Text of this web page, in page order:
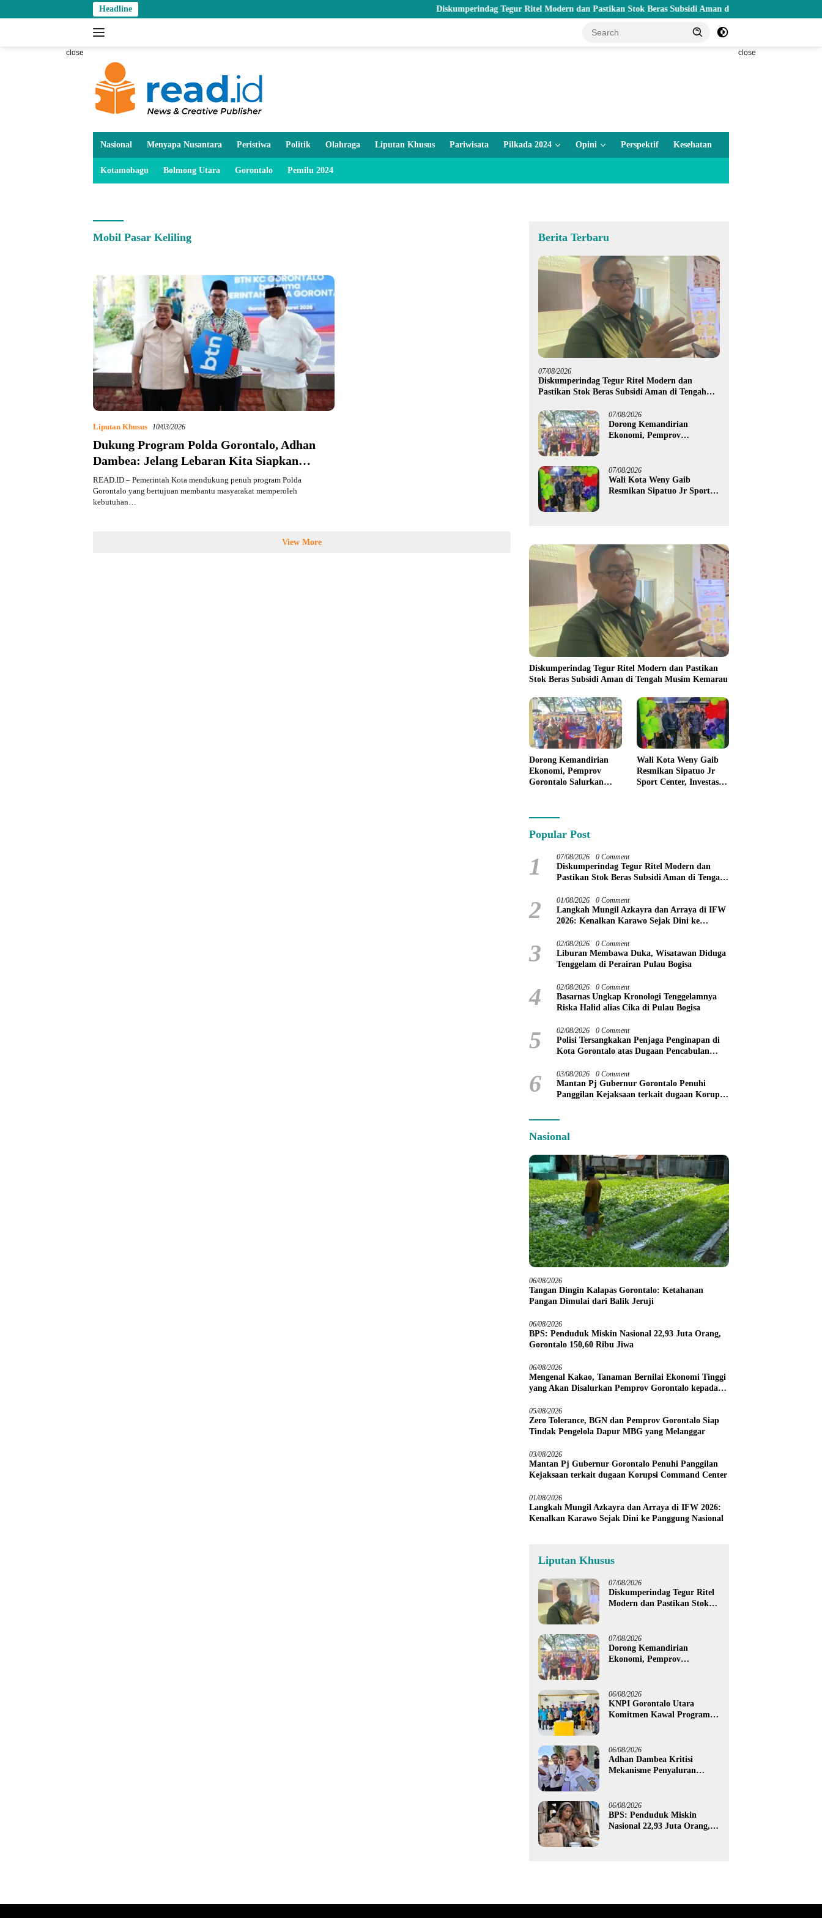
to
Headline Diskumperindag Tegur Ritel Modern dan Pastikan Stok Beras Subsidi Aman di Tengah Musim Kemarau
close close
Nasional Menyapa Nusantara Peristiwa Politik Olahraga Liputan Khusus Pariwisata Pilkada 2024 Opini Perspektif Kesehatan
Kotamobagu Bolmong Utara Gorontalo Pemilu 2024
Mobil Pasar Keliling
Liputan Khusus 10/03/2026
Dukung Program Polda Gorontalo, Adhan
Dambea: Jelang Lebaran Kita Siapkan
“Mobil Pasar Keliling”
READ.ID – Pemerintah Kota mendukung penuh program Polda
Gorontalo yang bertujuan membantu masyarakat memperoleh
kebutuhan…
View More
Berita Terbaru
07/08/2026
Diskumperindag Tegur Ritel Modern dan
Pastikan Stok Beras Subsidi Aman di Tengah
07/08/2026
Dorong Kemandirian
Ekonomi, Pemprov
untuk 395 Pelaku Usaha
07/08/2026
Wali Kota Weny Gaib
Resmikan Sipatuo Jr Sport
Diskumperindag Tegur Ritel Modern dan Pastikan
Stok Beras Subsidi Aman di Tengah Musim Kemarau
Dorong Kemandirian
Ekonomi, Pemprov
Gorontalo Salurkan
Pelaku Usaha
Wali Kota Weny Gaib
Resmikan Sipatuo Jr
Sport Center, Investasi
Popular Post
1 07/08/2026 0 Comment
Diskumperindag Tegur Ritel Modern dan
Pastikan Stok Beras Subsidi Aman di Tengah
2 01/08/2026 0 Comment
Langkah Mungil Azkayra dan Arraya di IFW
2026: Kenalkan Karawo Sejak Dini ke
3 02/08/2026 0 Comment
Liburan Membawa Duka, Wisatawan Diduga
Tenggelam di Perairan Pulau Bogisa
4 02/08/2026 0 Comment
Basarnas Ungkap Kronologi Tenggelamnya
Riska Halid alias Cika di Pulau Bogisa
5 02/08/2026 0 Comment
Polisi Tersangkakan Penjaga Penginapan di
Kota Gorontalo atas Dugaan Pencabulan
6 03/08/2026 0 Comment
Mantan Pj Gubernur Gorontalo Penuhi
Panggilan Kejaksaan terkait dugaan Korupsi
Nasional
06/08/2026
Tangan Dingin Kalapas Gorontalo: Ketahanan
Pangan Dimulai dari Balik Jeruji
06/08/2026
BPS: Penduduk Miskin Nasional 22,93 Juta Orang,
Gorontalo 150,60 Ribu Jiwa
06/08/2026
Mengenal Kakao, Tanaman Bernilai Ekonomi Tinggi
yang Akan Disalurkan Pemprov Gorontalo kepada
05/08/2026
Zero Tolerance, BGN dan Pemprov Gorontalo Siap
Tindak Pengelola Dapur MBG yang Melanggar
03/08/2026
Mantan Pj Gubernur Gorontalo Penuhi Panggilan
Kejaksaan terkait dugaan Korupsi Command Center
01/08/2026
Langkah Mungil Azkayra dan Arraya di IFW 2026:
Kenalkan Karawo Sejak Dini ke Panggung Nasional
Liputan Khusus
07/08/2026
Diskumperindag Tegur Ritel
Modern dan Pastikan Stok
07/08/2026
Dorong Kemandirian
Ekonomi, Pemprov
untuk 395 Pelaku Usaha
06/08/2026
KNPI Gorontalo Utara
Komitmen Kawal Program
06/08/2026
Adhan Dambea Kritisi
Mekanisme Penyaluran
06/08/2026
BPS: Penduduk Miskin
Nasional 22,93 Juta Orang,